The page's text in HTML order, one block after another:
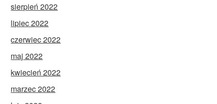
sierpień 2022
lipiec 2022
czerwiec 2022
maj 2022
kwiecień 2022
marzec 2022